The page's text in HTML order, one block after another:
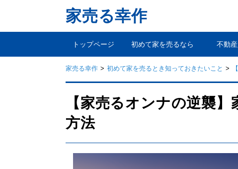
家売る幸作
トップページ 初めて家を売るなら 不動
家売る幸作 初めて家を売るとき知っておきたいこと
【家売るオンナの逆襲
方法